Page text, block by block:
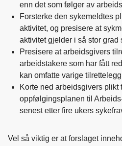
enn det som følger av
Forsterke den sykemeldtes
aktivitet, og presisere at
aktivitet gjelder i så stor grad
Presisere at arbeidsgivers
arbeidstakere som har fått
kan omfatte varige
Korte ned arbeidsgivers plikt
oppfølgingsplanen til
senest etter fire ukers
Vel så viktig er at forslaget